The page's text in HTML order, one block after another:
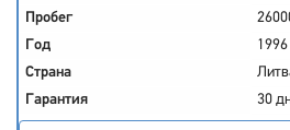
Пробег
Год
1996
Страна
Гарантия
30